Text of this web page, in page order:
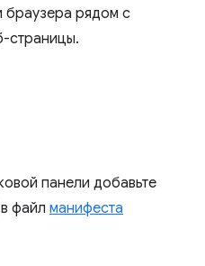
браузера рядом с
страницы.
панели добавьте
в файл манифеста